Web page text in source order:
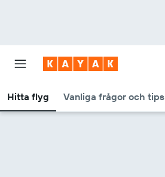
Hitta flyg Vanliga frågor och tips